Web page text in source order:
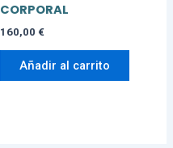
CORPORAL
160,00 €
Añadir al carrito